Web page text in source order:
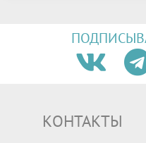
КОНТАКТЫ